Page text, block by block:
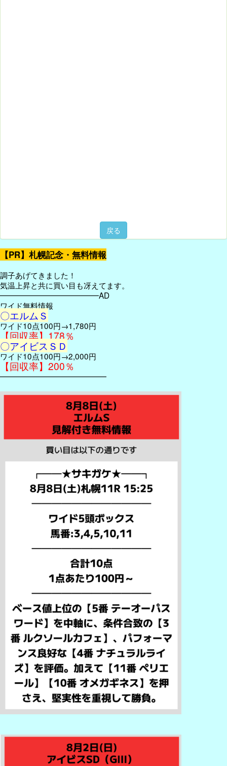
戻る
【PR】札幌記念・無料情報
調子あげてきました！
気温上昇と共に買い目も冴えてます。
━━━━━━━━━━━━━AD
ワイド無料情報
〇エルムＳ
ワイド10点100円→1,780円
【回収率】178％
〇アイビスＳＤ
ワイド10点100円→2,000円
【回収率】200％
━━━━━━━━━━━━━━